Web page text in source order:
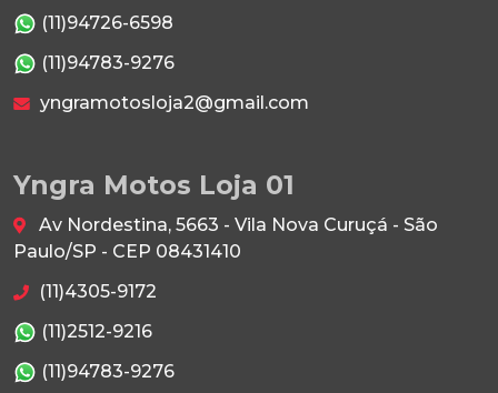
(11)94726-6598
(11)94783-9276
yngramotosloja2@gmail.com
Yngra Motos Loja 01
Av Nordestina, 5663 - Vila Nova Curuçá - São
Paulo/SP - CEP 08431410
(11)4305-9172
(11)2512-9216
(11)94783-9276